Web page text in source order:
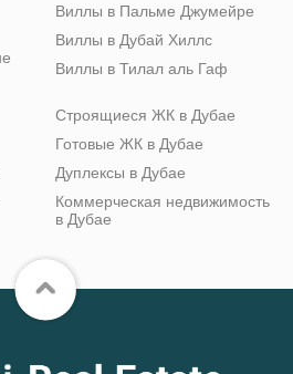
Виллы в Пальме Джумейре
Виллы в Дубай Хиллс
Виллы в Тилал аль Гаф
Строящиеся ЖК в Дубае
Готовые ЖК в Дубае
Дуплексы в Дубае
Коммерческая недвижимость
в Дубае